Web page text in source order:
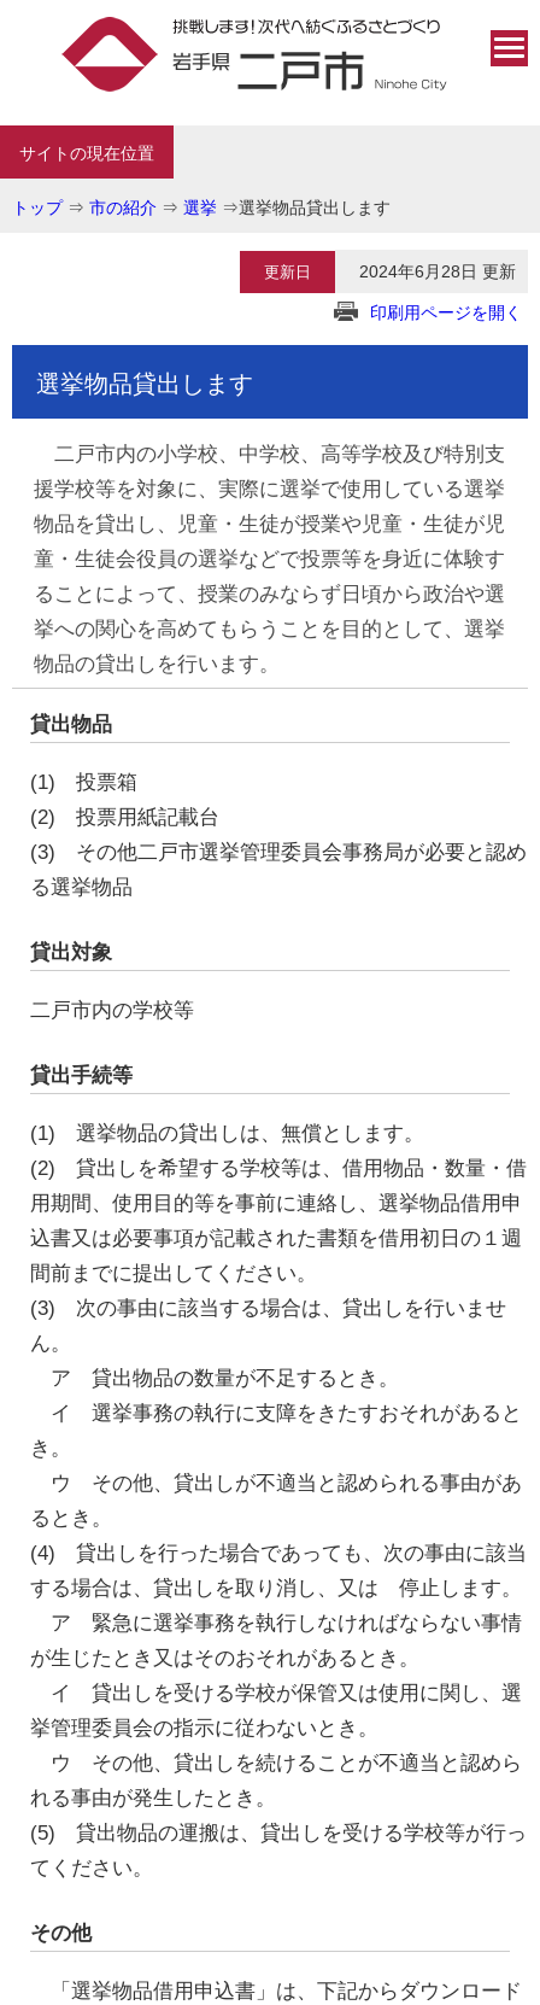
サイトの現在位置
トップ⇒ 市の紹介 ⇒ 選挙 ⇒選挙物品貸出します
更新日 2024年6月28日 更新
印刷用ページを開く
選挙物品貸出します
二戸市内の小学校、中学校、高等学校及び特別支
援学校等を対象に、実際に選挙で使用している選挙
物品を貸出し、児童・生徒が授業や児童・生徒が児
童・生徒会役員の選挙などで投票等を身近に体験す
ることによって、授業のみならず日頃から政治や選
挙への関心を高めてもらうことを目的として、選挙
物品の貸出しを行います。
貸出物品
(1) 投票箱
(2) 投票用紙記載台
(3) その他二戸市選挙管理委員会事務局が必要と認め
る選挙物品
貸出対象
二戸市内の学校等
貸出手続等
(1) 選挙物品の貸出しは、無償とします。
(2) 貸出しを希望する学校等は、借用物品・数量・借
用期間、使用目的等を事前に連絡し、選挙物品借用申
込書又は必要事項が記載された書類を借用初日の１週
間前までに提出してください。
(3) 次の事由に該当する場合は、貸出しを行いませ
ん。
ア 貸出物品の数量が不足するとき。
イ 選挙事務の執行に支障をきたすおそれがあると
き。
ウ その他、貸出しが不適当と認められる事由があ
るとき。
(4) 貸出しを行った場合であっても、次の事由に該当
する場合は、貸出しを取り消し、又は 停止します。
ア 緊急に選挙事務を執行しなければならない事情
が生じたとき又はそのおそれがあるとき。
イ 貸出しを受ける学校が保管又は使用に関し、選
挙管理委員会の指示に従わないとき。
ウ その他、貸出しを続けることが不適当と認めら
れる事由が発生したとき。
(5) 貸出物品の運搬は、貸出しを受ける学校等が行っ
てください。
その他
「選挙物品借用申込書」は、下記からダウンロード